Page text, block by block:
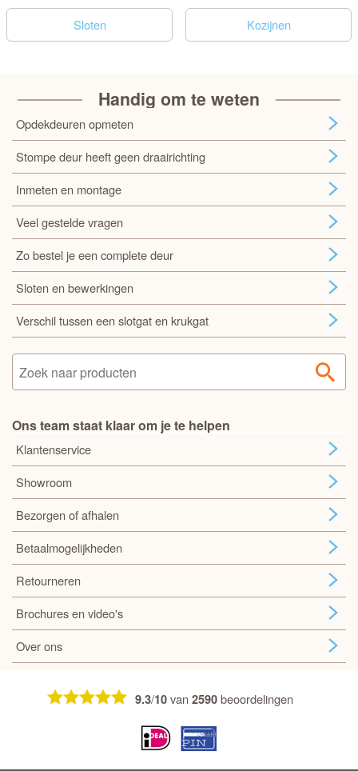
Sloten Kozijnen
Handig om te weten
Opdekdeuren opmeten
Stompe deur heeft geen draairichting
Inmeten en montage
Veel gestelde vragen
Zo bestel je een complete deur
Sloten en bewerkingen
Verschil tussen een slotgat en krukgat
Ons team staat klaar om je te helpen
Klantenservice
Showroom
Bezorgen of afhalen
Betaalmogelijkheden
Retourneren
Brochures en video's
Over ons
9.3/10van2590beoordelingen